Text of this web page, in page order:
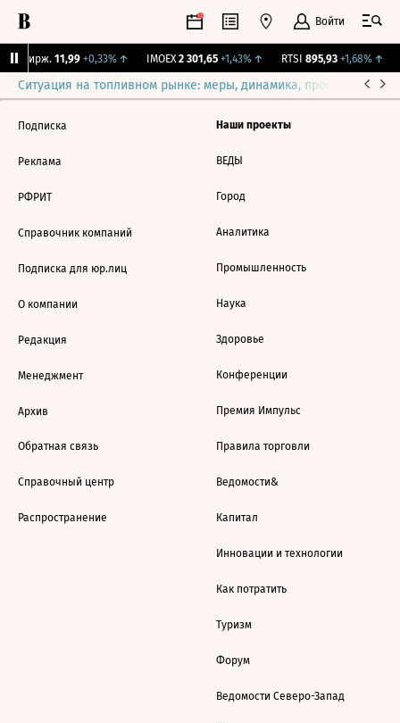
Войти
Бирж. 11,99 +0,33%↑ IMOEX 2 301,65 +1,43%↑ RTSI 895,93 +1,68%↑
Ситуация на топливном рынке: меры, динамика, прогнозы
Подписка
Реклама
РФРИТ
Справочник компаний
Подписка для юр.лиц
О компании
Редакция
Менеджмент
Архив
Обратная связь
Справочный центр
Распространение
Наши проекты
ВЕДЫ
Город
Аналитика
Промышленность
Наука
Здоровье
Конференции
Премия Импульс
Правила торговли
Ведомости&
Капитал
Инновации и технологии
Как потратить
Туризм
Форум
Ведомости Северо-Запад